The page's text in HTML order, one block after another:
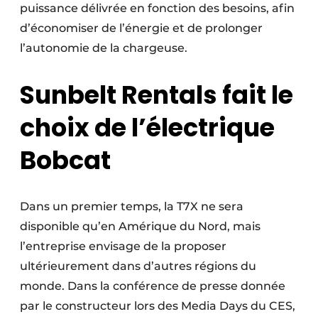
puissance délivrée en fonction des besoins, afin
d’économiser de l’énergie et de prolonger
l’autonomie de la chargeuse.
Sunbelt Rentals fait le
choix de l’électrique
Bobcat
Dans un premier temps, la T7X ne sera
disponible qu’en Amérique du Nord, mais
l’entreprise envisage de la proposer
ultérieurement dans d’autres régions du
monde. Dans la conférence de presse donnée
par le constructeur lors des Media Days du CES,